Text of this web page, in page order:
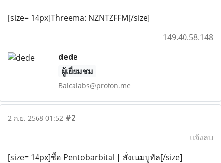
[size= 14px]Threema: NZNTZFFM[/size]
149.40.58.148
dede
ผู้เยี่ยมชม
Balcalabs@proton.me
2 ก.ย. 2568 01:52 #2
แจ้งลบ
[size= 14px]ซื้อ Pentobarbital | สั่งเนมบูทัล[/size]